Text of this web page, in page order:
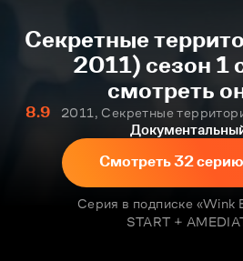
Секретные
2011) сезон 1
смотреть
8.9
2011, Секретные
Смотреть 32
Серия в подписке «Wink
START +